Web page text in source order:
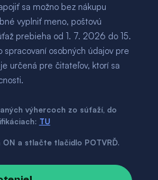
sa možno bez nákupu
vyplniť meno, poštovú
prebieha od 1. 7. 2026 do 15.
osobných údajov pre
určená pre čitateľov, ktorí sa
výhercoch zo súťaží, do
TU
a stlačte tlačidlo POTVRĎ.